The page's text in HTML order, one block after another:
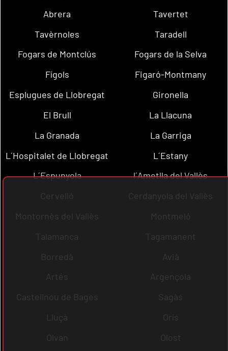
Abrera
Tavertet
Tavèrnoles
Taradell
Fogars de Montclús
Fogars de la Selva
Fígols
Figaró-Montmany
Esplugues de Llobregat
Gironella
El Brull
La Llacuna
La Granada
La Garriga
L´Hospitalet de Llobregat
L´Estany
L´Espunyola
l´Ametlla del Vallès
Cervelló
Cerdanyola del Vallès
Montornès del Vallès
Montmeló
Talamanca
Tagamanent
Borredà
Avià
Artés
Argençola
Castellnou de Bages
Sagàs
Lluçà
Orís
Olvan
Olost